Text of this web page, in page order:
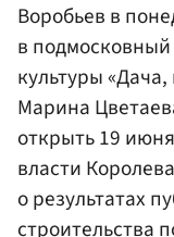
Воробьев в
в
культуры «Дача,
Марина
открыть 19
власти
о результатах
строительства